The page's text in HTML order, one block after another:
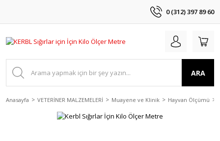
0 (312) 397 89 60
ARA
Anasayfa VETERİNER MALZEMELERİ Muayene ve Klinik Hayvan Ölçümü